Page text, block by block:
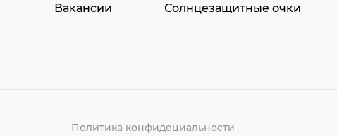
Вакансии
Солнцезащитные очки
Политика конфидециальности